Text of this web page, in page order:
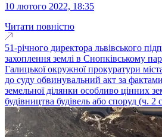
10 лютого 2022, 18:35
Читати повністю
51-річного директора львівського
захоплення землі в Снопківському
Галицької окружної прокуратури
до суду обвинувальний акт за
земельної ділянки особливо цінних
будівництва будівель або споруд (ч. 2